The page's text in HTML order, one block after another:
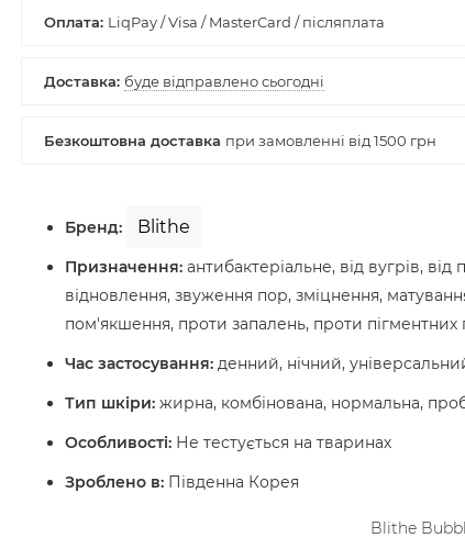
Бренд: Blithe
Призначення: антибактеріальне, від вугрів,
відновлення, звуження пор, зміцнення,
пом'якшення, проти запалень, проти пігментних
Час застосування: денний, нічний,
Тип шкіри: жирна, комбінована, нормальна,
Особливості: Не тестується на тваринах
Зроблено в: Південна Корея
Blithe